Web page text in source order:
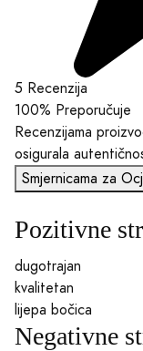
5 Recenzija
100% Preporučuje
Recenzijama
osigurala
Smjernicama za
Pozitivne
dugotrajan
kvalitetan
lijepa bočica
Negativne